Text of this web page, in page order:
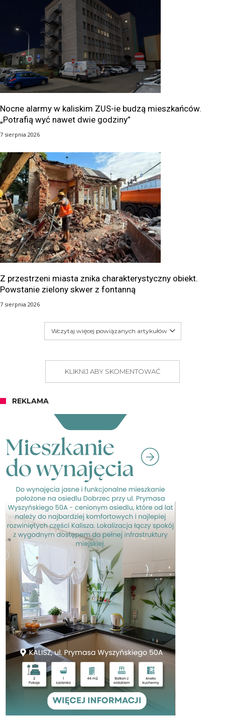
Nocne alarmy w kaliskim ZUS-ie budzą mieszkańców.
„Potrafią wyć nawet dwie godziny”
7 sierpnia 2026
Z przestrzeni miasta znika charakterystyczny obiekt.
Powstanie zielony skwer z fontanną
7 sierpnia 2026
Wczytaj więcej powiązanych artykułów
KLIKNIJ ABY SKOMENTOWAĆ
REKLAMA